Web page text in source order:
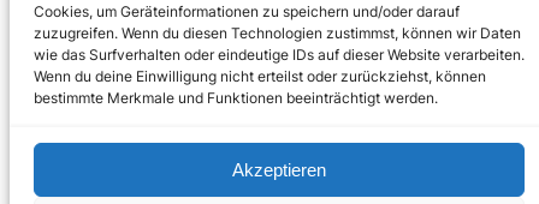
Cookies, um Geräteinformationen zu speichern und/oder darauf
zuzugreifen. Wenn du diesen Technologien zustimmst, können wir Daten
wie das Surfverhalten oder eindeutige IDs auf dieser Website verarbeiten.
Wenn du deine Einwilligung nicht erteilst oder zurückziehst, können
bestimmte Merkmale und Funktionen beeinträchtigt werden.
Akzeptieren
Facebook Instagram
Impressum–Datenschutz